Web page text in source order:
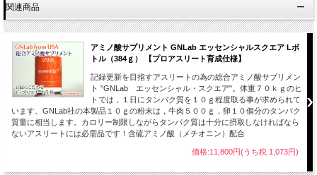
関連商品
アミノ酸サプリメント GNLab エッセンシャルスクエア Lボ
トル（384ｇ） 【プロアスリート育成仕様】
記録更新を目指すアスリートの為の総合アミノ酸サプリメン
ト "GNLab エッセンシャル・スクエア"。体重７０ｋｇのヒ
トでは，１日にタンパク質を１０ｇ程度取る事が求められて
います。GNLab社の本製品１０ｇの粉末は，牛肉５００ｇ，卵１０個分のタンパク
質量に相当します。カロリー制限しながらタンパク質は十分に摂取しなければなら
ないアスリートには必需品です！含硫アミノ酸（メチオニン）配合
価格:11,800円(うち税 1,073円)